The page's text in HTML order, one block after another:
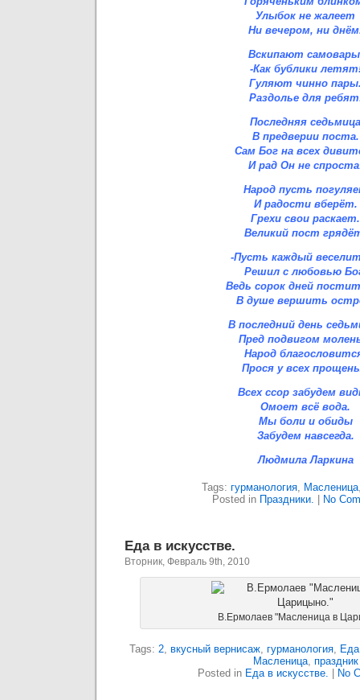
Улыбок не жалеет
Ни вечером, ни
Вскипают
-Как бублики
Гуляют чинно
Раздолье для
Последняя седьмица
В предверии поста.
Сам Бог на всех
И рад Он не
Народ пусть
И радости вберёт.
Грехи свои раскает.
Великий пост
-Пусть каждый
Решил с любовью
Ведь сорок дней
В душе вершить
В последний день
Пред подвигом
Народ
Прося у всех
Всех ссор забудем
Омоет всё вода.
Мы боли и обиды
Забудем навсегда.
Людмила Ларкина
Tags: гурманология, Масленица
Posted in Праздники. No
Еда в искусстве.
Вторник, Февраль 9th, 2010
В.Ермолаев "Масленица в
Tags: 2, вкусный вернисаж, гурманология,
Масленица, праздник
Posted in Еда в искусстве. No